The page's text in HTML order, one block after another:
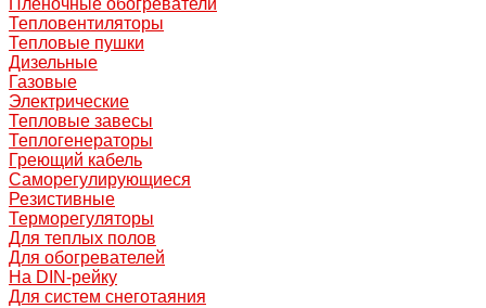
Пленочные обогреватели
Тепловентиляторы
Тепловые пушки
Дизельные
Газовые
Электрические
Тепловые завесы
Теплогенераторы
Греющий кабель
Саморегулирующиеся
Резистивные
Терморегуляторы
Для теплых полов
Для обогревателей
На DIN-рейку
Для систем снеготаяния